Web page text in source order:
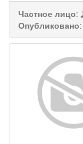
Частное лицо:
Опубликовано: